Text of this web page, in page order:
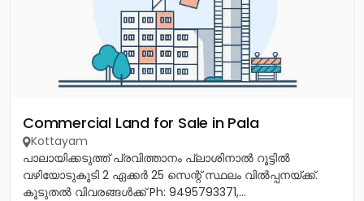
Commercial Land for Sale in Pala
Kottayam
പാലായിക്കടുത്ത് പ്രവിത്താനം പ്ലാശിനാൽ റൂട്ടിൽ
വഴിയോടുകൂടി 2 ഏക്കർ 25 സെന്റ് സ്ഥലം വിൽപ്പനയ്ക്ക്.
കൂടുതൽ വിവരങ്ങൾക്ക് Ph: 9495793371,...